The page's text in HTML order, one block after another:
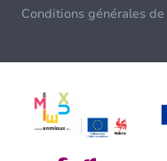
Conditions générales